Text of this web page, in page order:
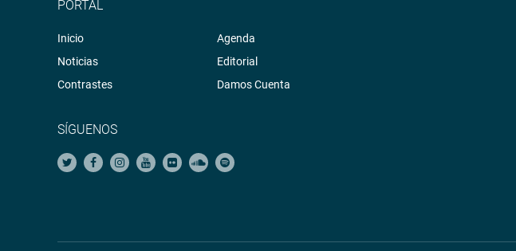
PORTAL
Inicio
Noticias
Contrastes
Agenda
Editorial
Damos Cuenta
SÍGUENOS